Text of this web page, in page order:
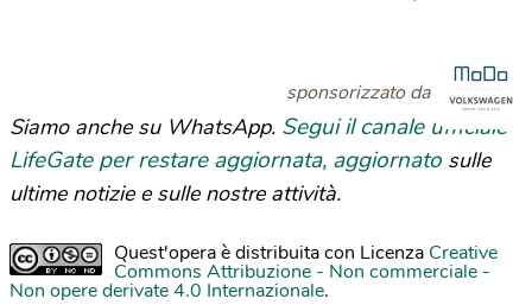
sponsorizzato da
Siamo anche su WhatsApp. Segui il canale ufficiale
LifeGate per restare aggiornata, aggiornato sulle
ultime notizie e sulle nostre attività.
Quest'opera è distribuita con Licenza Creative
Commons Attribuzione - Non commerciale -
Non opere derivate 4.0 Internazionale.